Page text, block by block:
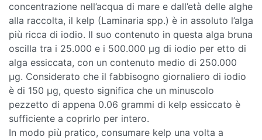
concentrazione nell’acqua di mare e dall’età delle alghe
alla raccolta, il kelp (Laminaria spp.) è in assoluto l’alga
più ricca di iodio. Il suo contenuto in questa alga bruna
oscilla tra i 25.000 e i 500.000 µg di iodio per etto di
alga essiccata, con un contenuto medio di 250.000
µg. Considerato che il fabbisogno giornaliero di iodio
è di 150 µg, questo significa che un minuscolo
pezzetto di appena 0.06 grammi di kelp essiccato è
sufficiente a coprirlo per intero.
In modo più pratico, consumare kelp una volta a